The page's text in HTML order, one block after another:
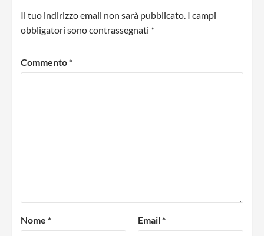
Il tuo indirizzo email non sarà pubblicato. I campi
obbligatori sono contrassegnati *
Commento*
Nome * Email*